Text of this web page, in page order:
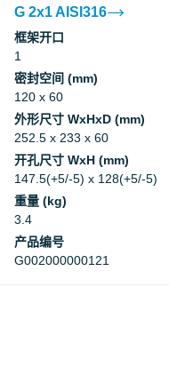
CCS
DNV
DNV
Underwriters Laboratories Inc.
Underwriters Laboratories Inc.
G 2x1 AISI316
框架开口
1
密封空间 (mm)
120 x 60
外形尺寸 WxHxD (mm)
252.5 x 233 x 60
开孔尺寸 WxH (mm)
147.5(+5/-5) x 128(+5/-5)
重量 (kg)
3.4
产品编号
G002000000121